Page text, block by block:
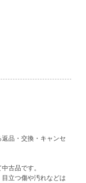
品・交換・キャンセ
古品です。
立つ傷や汚れなどは